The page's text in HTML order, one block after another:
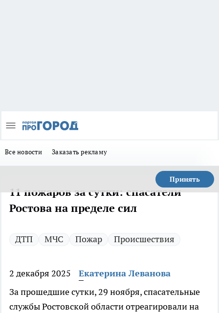
Все новости Заказать рекламу
Принять
11 пожаров за сутки: спасатели
Ростова на пределе сил
ДТП МЧС Пожар Происшествия
2 декабря 2025
Екатерина Леванова
За прошедшие сутки, 29 ноября, спасательные
службы Ростовской области отреагировали на